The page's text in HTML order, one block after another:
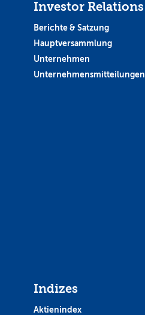
Investor Relations
Berichte & Satzung
Hauptversammlung
Unternehmen
Unternehmensmitteilungen
Indizes
Aktienindex